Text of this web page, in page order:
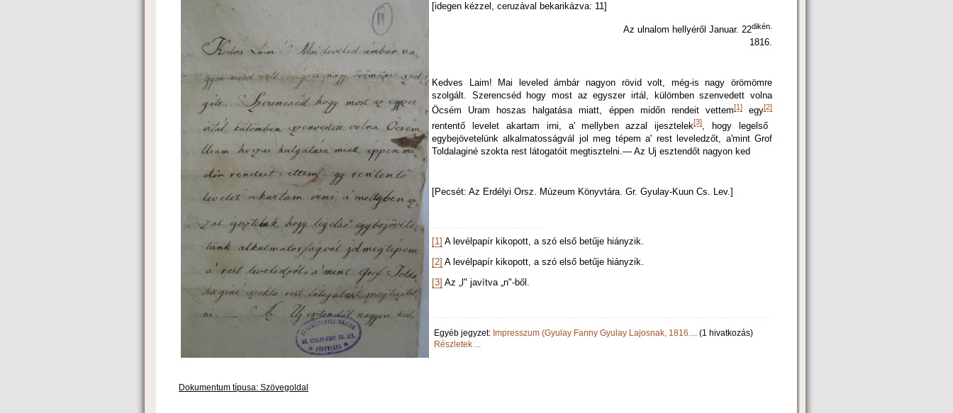
[idegen kézzel, ceruzával bekarikázva: 11]
Az ulnalom hellyéről Januar. 22dikén.
1816.
Kedves Laim! Mai leveled ámbár nagyon rövid volt, még-is nagy örömömre
szolgált. Szerencséd hogy most az egyszer irtál, külömben szenvedett volna
Öcsém Uram hoszas halgatása miatt, éppen midőn rendeit vettem[1]egy[2]
rententő levelet akartam irni, a' mellyben azzal ijesztelek[3]
, hogy legelső
egybejövetelünk alkalmatosságvál jol meg tépem a' rest leveledzőt, a'mint Grof
Toldalaginé szokta rest látogatóit megtisztelni.— Az Uj esztendőt nagyon ked
[Pecsét: Az Erdélyi Orsz. Múzeum Könyvtára. Gr. Gyulay-Kuun Cs. Lev.]
[1] A levélpapír kikopott, a szó első betűje hiányzik.
[2] A levélpapír kikopott, a szó első betűje hiányzik.
[3] Az „l" javítva „n"-ből.
Egyéb jegyzet: Impresszum (Gyulay Fanny Gyulay Lajosnak, 1816.... (1 hivatkozás)
Részletek ...
Dokumentum típusa: Szövegoldal